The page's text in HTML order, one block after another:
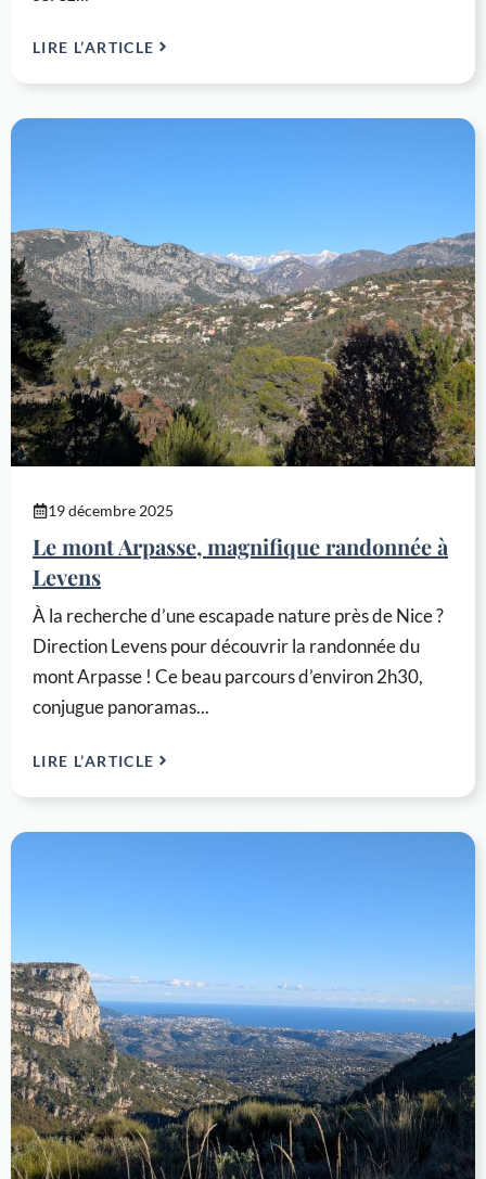
LIRE L’ARTICLE
19 décembre 2025
Le mont Arpasse, magnifique randonnée à
Levens
À la recherche d’une escapade nature près de Nice ?
Direction Levens pour découvrir la randonnée du
mont Arpasse ! Ce beau parcours d’environ 2h30,
conjugue panoramas...
LIRE L’ARTICLE